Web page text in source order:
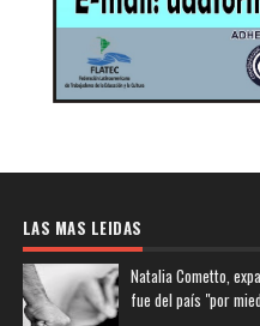
LAS MAS LEIDAS
Natalia Cometto,
fue del país "por